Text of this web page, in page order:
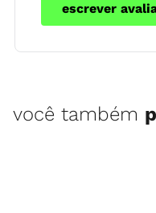
escrever
você também